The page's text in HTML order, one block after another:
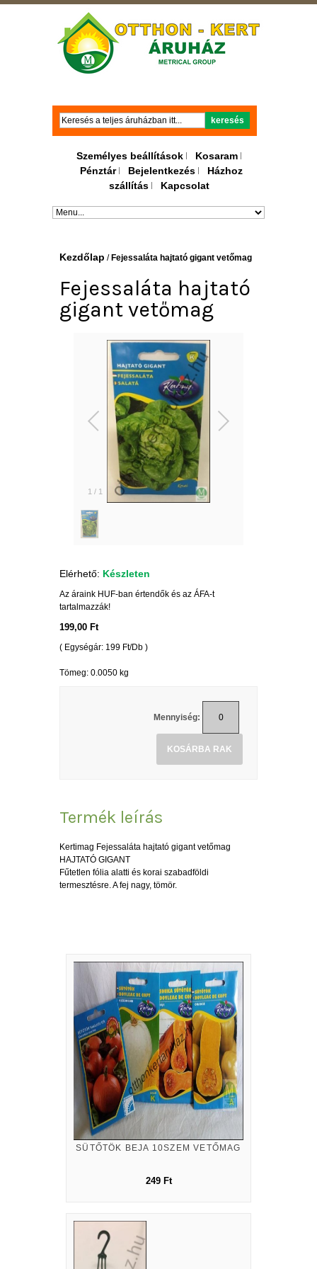
Keresés
keresés
Személyes beállítások
Kosaram
Pénztár
Bejelentkezés
Házhoz
szállítás
Kapcsolat
Kezdőlap / Fejessaláta hajtató gigant vetőmag
Fejessaláta hajtató
gigant vetőmag
1 / 1
Elérhető: Készleten
Az áraink HUF-ban értendők és az ÁFA-t
tartalmazzák!
199,00 Ft
( Egységár: 199 Ft/Db )
Tömeg: 0.0050 kg
Mennyiség:
KOSÁRBA RAK
Termék leírás
Kertimag Fejessaláta hajtató gigant vetőmag
HAJTATÓ GIGANT
Fűtetlen fólia alatti és korai szabadföldi
termesztésre. A fej nagy, tömör.
SÜTŐTÖK BEJA 10SZEM VETŐMAG
249 Ft